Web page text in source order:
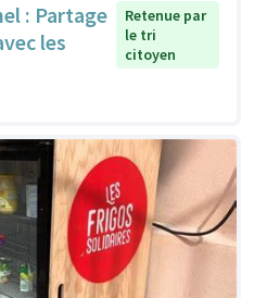
: Partage
les
Retenue par
le tri
citoyen